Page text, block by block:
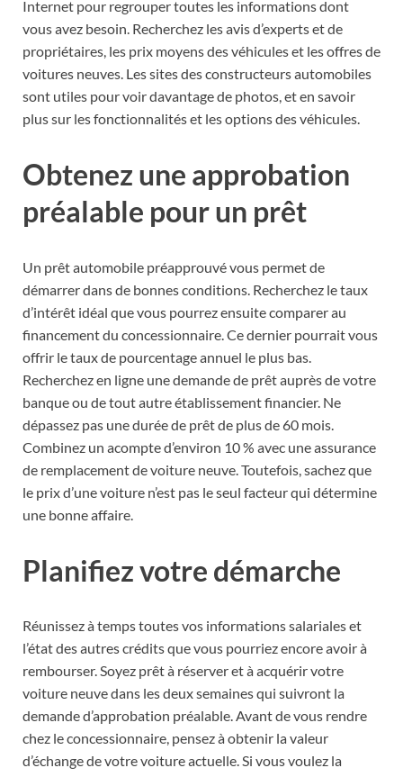
Internet pour regrouper toutes les informations dont
vous avez besoin. Recherchez les avis d’experts et de
propriétaires, les prix moyens des véhicules et les offres de
voitures neuves. Les sites des constructeurs automobiles
sont utiles pour voir davantage de photos, et en savoir
plus sur les fonctionnalités et les options des véhicules.
Obtenez une approbation
préalable pour un prêt
Un prêt automobile préapprouvé vous permet de
démarrer dans de bonnes conditions. Recherchez le taux
d’intérêt idéal que vous pourrez ensuite comparer au
financement du concessionnaire. Ce dernier pourrait vous
offrir le taux de pourcentage annuel le plus bas.
Recherchez en ligne une demande de prêt auprès de votre
banque ou de tout autre établissement financier. Ne
dépassez pas une durée de prêt de plus de 60 mois.
Combinez un acompte d’environ 10 % avec une assurance
de remplacement de voiture neuve. Toutefois, sachez que
le prix d’une voiture n’est pas le seul facteur qui détermine
une bonne affaire.
Planifiez votre démarche
Réunissez à temps toutes vos informations salariales et
l’état des autres crédits que vous pourriez encore avoir à
rembourser. Soyez prêt à réserver et à acquérir votre
voiture neuve dans les deux semaines qui suivront la
demande d’approbation préalable. Avant de vous rendre
chez le concessionnaire, pensez à obtenir la valeur
d’échange de votre voiture actuelle. Si vous voulez la